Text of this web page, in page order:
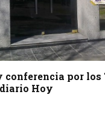
por los
Hoy